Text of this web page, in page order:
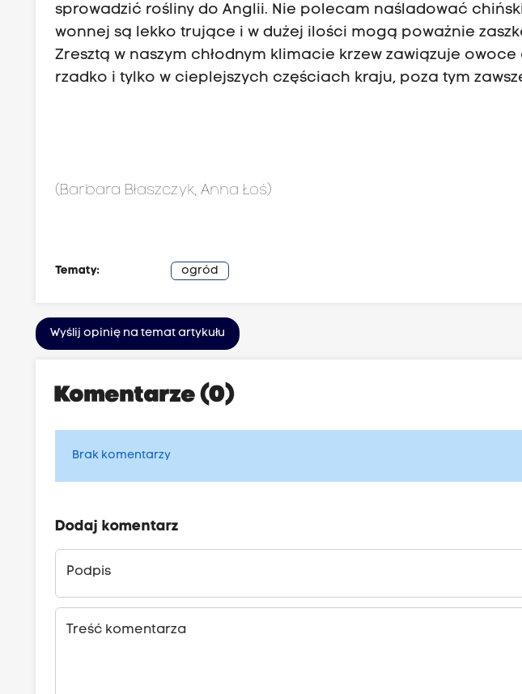
sprowadzić rośliny do Anglii. Nie polecam naśladować
wonnej są lekko trujące i w dużej ilości mogą poważnie
Zresztą w naszym chłodnym klimacie krzew zawiązuje
rzadko i tylko w cieplejszych częściach kraju, poza tym
(Barbara Błaszczyk, Anna Łoś)
Tematy: ogród
Wyślij opinię na temat artykułu
Komentarze (0)
Brak komentarzy
Dodaj komentarz
Podpis
Treść komentarza